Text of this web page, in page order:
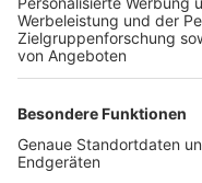
TOP-PARTNER